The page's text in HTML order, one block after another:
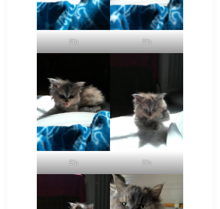
Sïa Sïa
Sïa Sïa